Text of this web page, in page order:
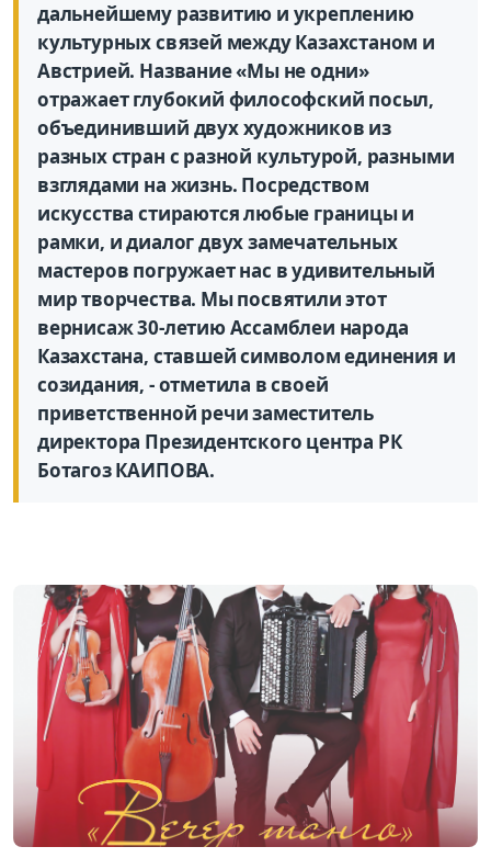
дальнейшему развитию и укреплению
культурных связей между Казахстаном и
Австрией. Название «Мы не одни»
отражает глубокий философский посыл,
объединивший двух художников из
разных стран с разной культурой, разными
взглядами на жизнь. Посредством
искусства стираются любые границы и
рамки, и диалог двух замечательных
мастеров погружает нас в удивительный
мир творчества. Мы посвятили этот
вернисаж 30-летию Ассамблеи народа
Казахстана, ставшей символом единения и
созидания, - отметила в своей
приветственной речи заместитель
директора Президентского центра РК
Ботагоз КАИПОВА.